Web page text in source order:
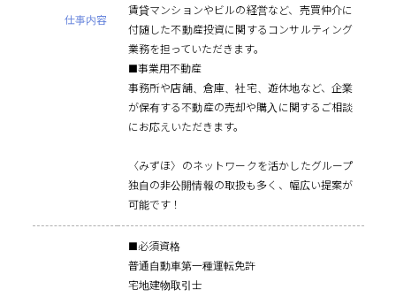
仕事内容
賃貸マンションやビルの経営など、売買仲介に
付随した不動産投資に関するコンサルティング
業務を担っていただきます。
■事業用不動産
事務所や店舗、倉庫、社宅、遊休地など、企業
が保有する不動産の売却や購入に関するご相談
にお応えいただきます。
〈みずほ〉のネットワークを活かしたグループ
独自の非公開情報の取扱も多く、幅広い提案が
可能です！
■必須資格
普通自動車第一種運転免許
宅地建物取引士